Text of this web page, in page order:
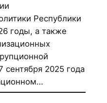
Республики
годы, а также
2025 года